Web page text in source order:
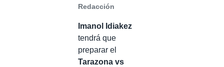
Redacción
Imanol Idiakez
tendrá que
preparar el
Tarazona vs